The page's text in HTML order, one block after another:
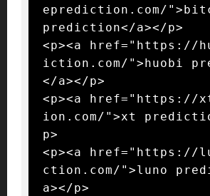
eprediction.com/
prediction</a></p>
<p><a href="https://
iction.com/">huobi
</a></p>
<p><a href="https://
ion.com/">xt
p>
<p><a href="https://
ction.com/">luno
a></p>